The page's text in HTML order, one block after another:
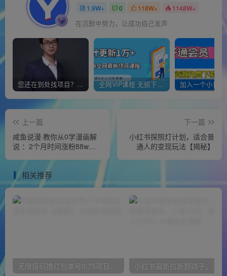
1.9W+ 0 118W+ 1148W+
在沉默中努力，让成功自己发声
您还在到处找项目？还在当韭菜？我靠经营“一个小目标网创商城”年入百W+，曾经我也负债累累! 全网VIP课程 无损下载~
上一篇
咸鱼说漫·教你从0学漫画解
说 ：2个月时间涨粉88w，
下一篇
小红书探照灯计划，适合普
通人的变现玩法【揭秘】
相关推荐
无限接码撸红包单号0.75项目无偿分享给你【揭秘】